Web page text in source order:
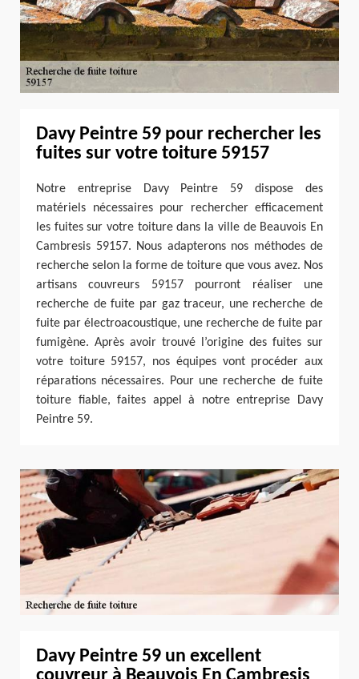
Davy Peintre 59 pour rechercher les
fuites sur votre toiture 59157
Notre entreprise Davy Peintre 59 dispose des
matériels nécessaires pour rechercher efficacement
les fuites sur votre toiture dans la ville de Beauvois En
Cambresis 59157. Nous adapterons nos méthodes de
recherche selon la forme de toiture que vous avez. Nos
artisans couvreurs 59157 pourront réaliser une
recherche de fuite par gaz traceur, une recherche de
fuite par électroacoustique, une recherche de fuite par
fumigène. Après avoir trouvé l’origine des fuites sur
votre toiture 59157, nos équipes vont procéder aux
réparations nécessaires. Pour une recherche de fuite
toiture fiable, faites appel à notre entreprise Davy
Peintre 59.
Davy Peintre 59 un excellent